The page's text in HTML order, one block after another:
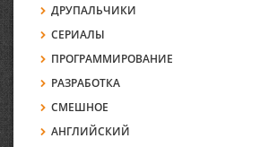
ДРУПАЛЬЧИКИ
СЕРИАЛЫ
ПРОГРАММИРОВАНИЕ
РАЗРАБОТКА
СМЕШНОЕ
АНГЛИЙСКИЙ